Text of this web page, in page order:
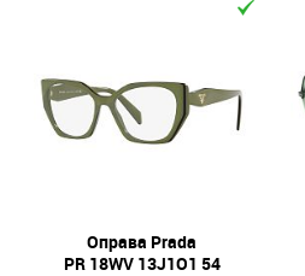
Оправа Prada
PR 18WV 13J1O1 54